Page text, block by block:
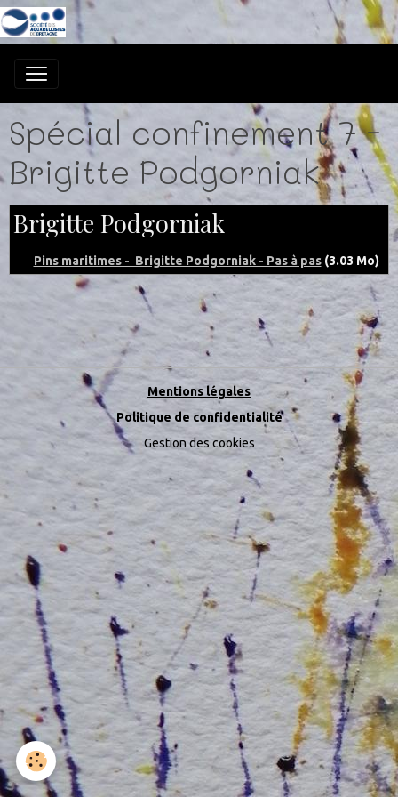
Spécial confinement 7 -
Brigitte Podgorniak
Brigitte Podgorniak
Pins maritimes - Brigitte Podgorniak - Pas à pas(3.03 Mo)
Mentions légales
Politique de confidentialité
Gestion des cookies